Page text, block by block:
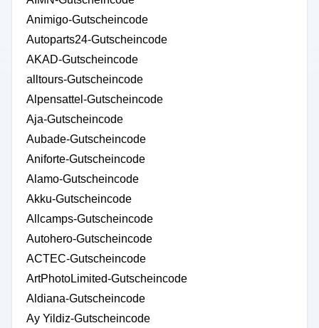
Animigo-Gutscheincode
Autoparts24-Gutscheincode
AKAD-Gutscheincode
alltours-Gutscheincode
Alpensattel-Gutscheincode
Aja-Gutscheincode
Aubade-Gutscheincode
Aniforte-Gutscheincode
Alamo-Gutscheincode
Akku-Gutscheincode
Allcamps-Gutscheincode
Autohero-Gutscheincode
ACTEC-Gutscheincode
ArtPhotoLimited-Gutscheincode
Aldiana-Gutscheincode
Ay Yildiz-Gutscheincode